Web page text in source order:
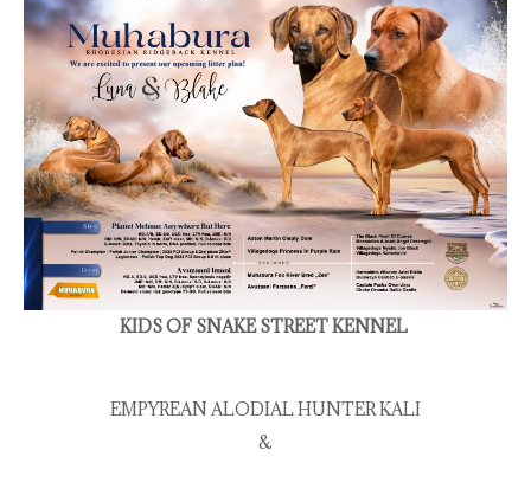
KIDS OF SNAKE STREET KENNEL
EMPYREAN ALODIAL HUNTER KALI
&